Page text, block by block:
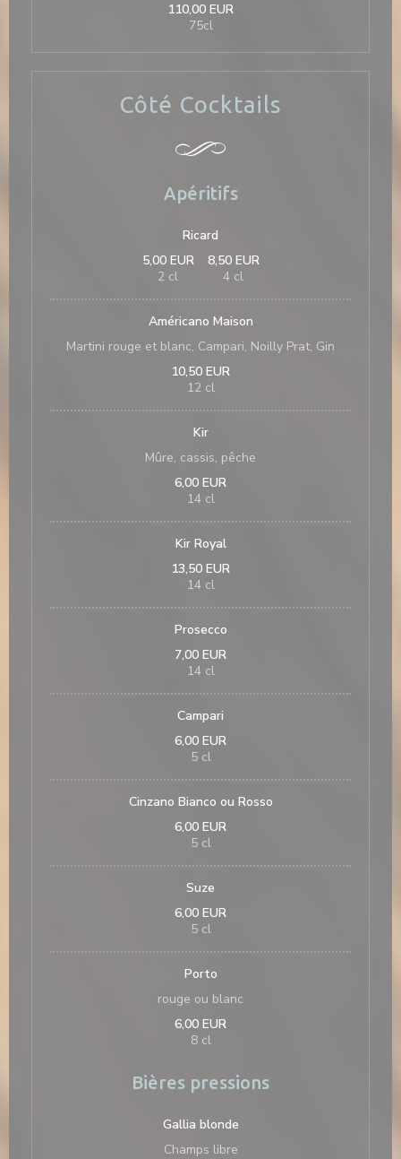
110,00 EUR
75cl
Côté Cocktails
Apéritifs
Ricard
5,00 EUR
2 cl
8,50 EUR
4 cl
Américano Maison
Martini rouge et blanc, Campari, Noilly Prat, Gin
10,50 EUR
12 cl
Kir
Mûre, cassis, pêche
6,00 EUR
14 cl
Kir Royal
13,50 EUR
14 cl
Prosecco
7,00 EUR
14 cl
Campari
6,00 EUR
5 cl
Cinzano Bianco ou Rosso
6,00 EUR
5 cl
Suze
6,00 EUR
5 cl
Porto
rouge ou blanc
6,00 EUR
8 cl
Bières pressions
Gallia blonde
Champs libre